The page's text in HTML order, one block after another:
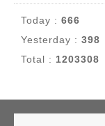
Today : 666
Yesterday : 398
Total : 1203308